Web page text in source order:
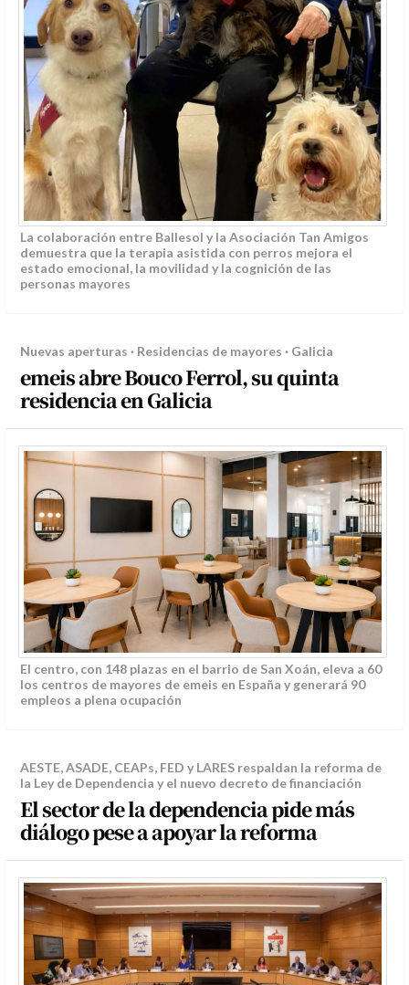
La colaboración entre Ballesol y la Asociación Tan Amigos
demuestra que la terapia asistida con perros mejora el
estado emocional, la movilidad y la cognición de las
personas mayores
Nuevas aperturas · Residencias de mayores · Galicia
emeis abre Bouco Ferrol, su quinta
residencia en Galicia
El centro, con 148 plazas en el barrio de San Xoán, eleva a 60
los centros de mayores de emeis en España y generará 90
empleos a plena ocupación
AESTE, ASADE, CEAPs, FED y LARES respaldan la reforma de
la Ley de Dependencia y el nuevo decreto de financiación
El sector de la dependencia pide más
diálogo pese a apoyar la reforma